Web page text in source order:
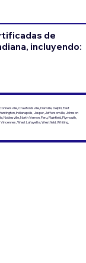
de
incluyendo:
Crawfordsville, Danville, Delphi, East
Indianapolis, Jasper, Jeffersonville, Johnson
Noblesville, North Vernon, Peru, Plainfield, Plymouth,
Vincennes, West Lafayette, Westfield, Whiting,